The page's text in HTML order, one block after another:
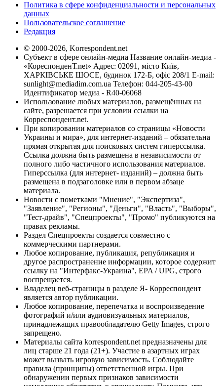
Политика в сфере конфиденциальности и персональных
данных
Пользовательское соглашение
Редакция
© 2000-2026, Korrespondent.net
Субъект в сфере онлайн-медиа Название онлайн-медиа -
«КореспонденТ.net» Адрес: 02091, місто Київ,
ХАРКІВСЬКЕ ШОСЕ, будинок 172-Б, офіс 208/1 E-mail:
sunlight@mediadim.com.ua Телефон: 044-205-43-00
Идентификатор медиа - R40-06068
Использование любых материалов, размещённых на
сайте, разрешается при условии ссылки на
Корреспондент.net.
При копировании материалов со страницы «Новости
Украины и мира», для интернет-изданий – обязательна
прямая открытая для поисковых систем гиперссылка.
Ссылка должна быть размещена в независимости от
полного либо частичного использования материалов.
Гиперссылка (для интернет- изданий) – должна быть
размещена в подзаголовке или в первом абзаце
материала.
Новости с пометками "Мнение", "Экспертиза",
"Заявление", "Регионы", "Деньги", "Власть", "Выборы",
"Тест-драйв", "Спецпроекты", "Промо" публикуются на
правах рекламы.
Раздел Спецпроекты создается совместно с
коммерческими партнерами.
Любое копирование, публикация, републикация и
другое распространение информации, которое содержит
ссылку на "Интерфакс-Украина", EPA / UPG, строго
воспрещается.
Владелец веб-страницы в разделе Я- Корреспондент
является автор публикации.
Любое копирование, перепечатка и воспроизведение
фотографий и/или аудиовизуальных материалов,
принадлежащих правообладателю Getty Images, строго
запрещено.
Материалы сайта korrespondent.net предназначены для
лиц старше 21 года (21+). Участие в азартных играх
может вызвать игровую зависимость. Соблюдайте
правила (принципы) ответственной игры. При
обнаружении первых признаков зависимости